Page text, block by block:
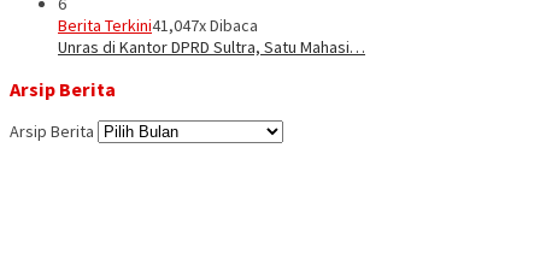
Berita Terkini41,047x Dibaca
Unras di Kantor DPRD Sultra, Satu Mahasi…
Arsip Berita
Arsip Berita